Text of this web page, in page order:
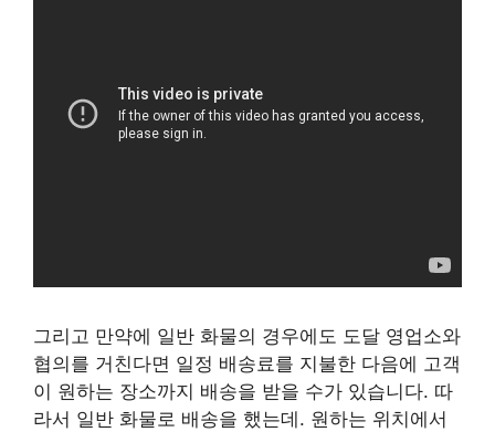
그리고 만약에 일반 화물의 경우에도 도달 영업소와
협의를 거친다면 일정 배송료를 지불한 다음에 고객
이 원하는 장소까지 배송을 받을 수가 있습니다. 따
라서 일반 화물로 배송을 했는데. 원하는 위치에서